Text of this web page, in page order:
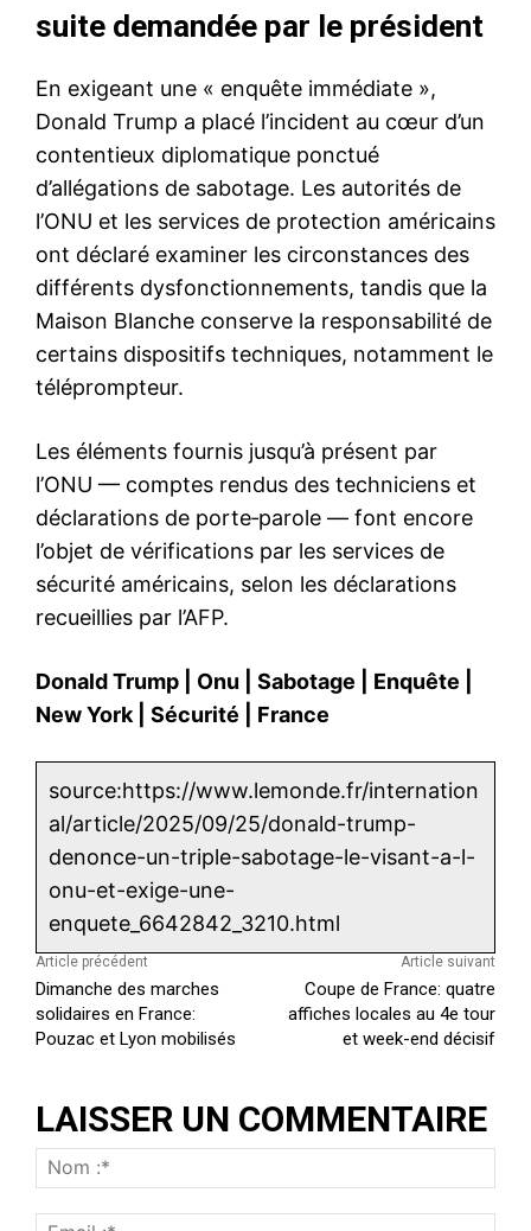
suite demandée par le président
En exigeant une « enquête immédiate »,
Donald Trump a placé l’incident au cœur d’un
contentieux diplomatique ponctué
d’allégations de sabotage. Les autorités de
l’ONU et les services de protection américains
ont déclaré examiner les circonstances des
différents dysfonctionnements, tandis que la
Maison Blanche conserve la responsabilité de
certains dispositifs techniques, notamment le
téléprompteur.
Les éléments fournis jusqu’à présent par
l’ONU — comptes rendus des techniciens et
déclarations de porte‑parole — font encore
l’objet de vérifications par les services de
sécurité américains, selon les déclarations
recueillies par l’AFP.
Donald Trump Onu Sabotage Enquête
New York
Sécurité France
source:https://www.lemonde.fr/internation
al/article/2025/09/25/donald-trump-
denonce-un-triple-sabotage-le-visant-a-l-
onu-et-exige-une-
enquete_6642842_3210.html
Article précédent
Dimanche des marches
solidaires en France:
Pouzac et Lyon mobilisés
Article suivant
Coupe de France: quatre
affiches locales au 4e tour
et week-end décisif
LAISSER UN COMMENTAIRE
o